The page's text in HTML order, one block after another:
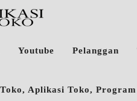
Youtube Pelanggan
Aplikasi Toko,